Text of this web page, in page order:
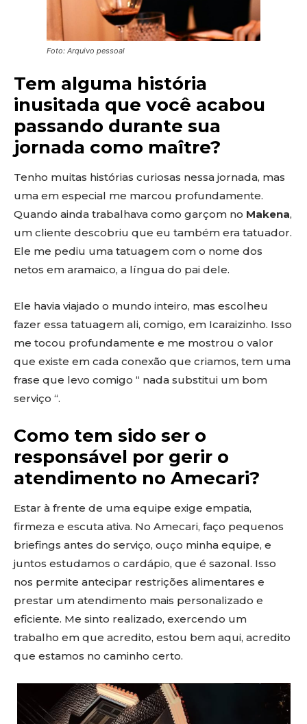
Foto: Arquivo pessoal
Tem alguma história
inusitada que você acabou
passando durante sua
jornada como maître?
Tenho muitas histórias curiosas nessa jornada, mas
uma em especial me marcou profundamente.
Quando ainda trabalhava como garçom no Makena,
um cliente descobriu que eu também era tatuador.
Ele me pediu uma tatuagem com o nome dos
netos em aramaico, a língua do pai dele.
Ele havia viajado o mundo inteiro, mas escolheu
fazer essa tatuagem ali, comigo, em Icaraizinho. Isso
me tocou profundamente e me mostrou o valor
que existe em cada conexão que criamos, tem uma
frase que levo comigo “ nada substitui um bom
serviço “.
Como tem sido ser o
responsável por gerir o
atendimento no Amecari?
Estar à frente de uma equipe exige empatia,
firmeza e escuta ativa. No Amecari, faço pequenos
briefings antes do serviço, ouço minha equipe, e
juntos estudamos o cardápio, que é sazonal. Isso
nos permite antecipar restrições alimentares e
prestar um atendimento mais personalizado e
eficiente. Me sinto realizado, exercendo um
trabalho em que acredito, estou bem aqui, acredito
que estamos no caminho certo.